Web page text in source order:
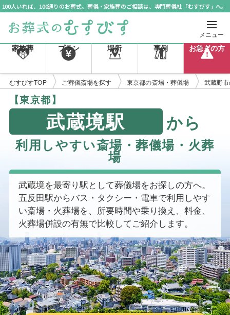
100人いれば、100通りのお葬式。葬儀・家族葬のご相談は、専門葬儀社「むすびす」へ。
メニュー
家族葬 プラン 場所 事例 お急ぎの方
むすびすTOP ご葬儀斎場を探す 東京都の斎場・葬儀場 武蔵野
【東京都】
武蔵境駅 から
利用しやすい斎場・葬儀場・火葬
場
武蔵境を最寄り駅として葬儀場をお探しの方へ。
五反田駅からバス・タクシー・電車で利用しやす
い斎場・火葬場を、所要時間や乗り換え、料金、
火葬場併設の有無で比較してご紹介します。